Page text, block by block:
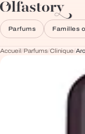
Aller au contenu
Parfums Familles
Accueil/Parfums/Clinique/